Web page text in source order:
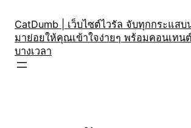
content
CatDumb | เว็บไซต์ไวรัล จับทุกกระแส
มาย่อยให้คุณเข้าใจง่ายๆ พร้อมคอนเทน
บางเวลา